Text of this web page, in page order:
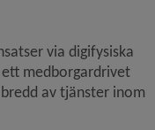
via digifysiska
medborgardrivet
av tjänster inom